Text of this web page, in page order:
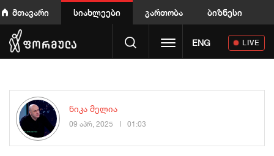
მთავარი სიახლეები გართობა ბიზნესი
Toggle navigation
ENG LIVE
ნიკა მელია
09 აპრ, 2025 01:03